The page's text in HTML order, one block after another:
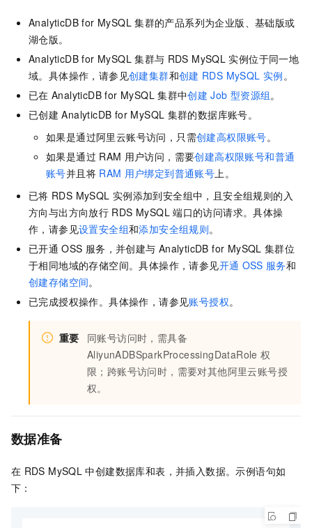
AnalyticDB for MySQL 集群的产品系列为企业版、基础版或
湖仓版。
AnalyticDB for MySQL 集群与 RDS MySQL 实例位于同一地
域。具体操作，请参见创建集群和创建 RDS MySQL 实例。
已在 AnalyticDB for MySQL 集群中创建 Job 型资源组。
已创建 AnalyticDB for MySQL 集群的数据库账号。
如果是通过阿里云账号访问，只需创建高权限账号。
如果是通过 RAM 用户访问，需要创建高权限账号和普通
账号并且将 RAM 用户绑定到普通账号上。
已将 RDS MySQL 实例添加到安全组中，且安全组规则的入
方向与出方向放行 RDS MySQL 端口的访问请求。具体操
作，请参见设置安全组和添加安全组规则。
已开通 OSS 服务，并创建与 AnalyticDB for MySQL 集群位
于相同地域的存储空间。具体操作，请参见开通 OSS 服务和
创建存储空间。
已完成授权操作。具体操作，请参见账号授权。
重要
同账号访问时，需具备
AliyunADBSparkProcessingDataRole 权
限；跨账号访问时，需要对其他阿里云账号授
权。
数据准备
在 RDS MySQL 中创建数据库和表，并插入数据。示例语句如
下：